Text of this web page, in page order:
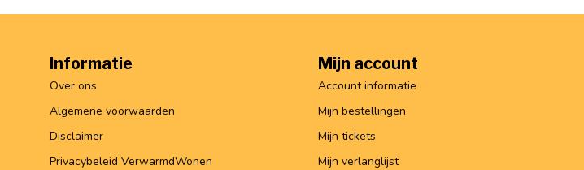
Informatie
Over ons
Algemene voorwaarden
Disclaimer
Privacybeleid VerwarmdWonen
Mijn account
Account informatie
Mijn bestellingen
Mijn tickets
Mijn verlanglijst